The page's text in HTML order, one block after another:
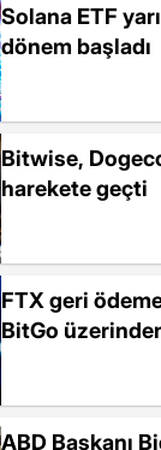
Solana ETF
dönem başladı
Bitwise,
harekete geçti
FTX geri
BitGo
ABD Başkanı